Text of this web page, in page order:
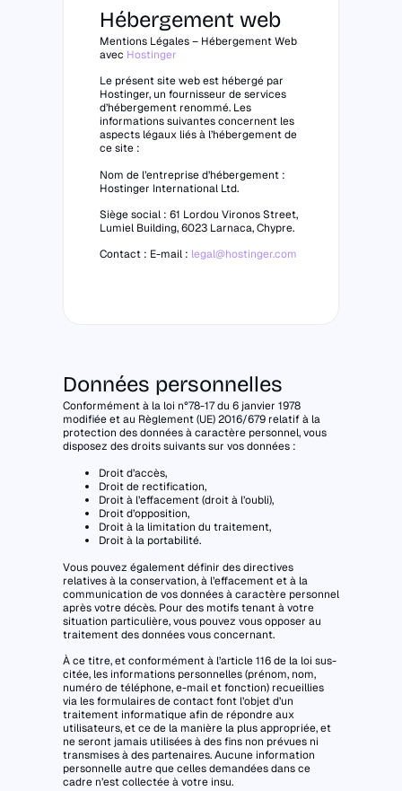
Hébergement web
Mentions Légales – Hébergement Web
avec Hostinger
Le présent site web est hébergé par
Hostinger, un fournisseur de services
d’hébergement renommé. Les
informations suivantes concernent les
aspects légaux liés à l’hébergement de
ce site :
Nom de l’entreprise d’hébergement :
Hostinger International Ltd.
Siège social : 61 Lordou Vironos Street,
Lumiel Building, 6023 Larnaca, Chypre.
Contact : E-mail : legal@hostinger.com
Données personnelles
Conformément à la loi n°78-17 du 6 janvier 1978
modifiée et au Règlement (UE) 2016/679 relatif à la
protection des données à caractère personnel, vous
disposez des droits suivants sur vos données :
Droit d’accès,
Droit de rectification,
Droit à l’effacement (droit à l’oubli),
Droit d’opposition,
Droit à la limitation du traitement,
Droit à la portabilité.
Vous pouvez également définir des directives
relatives à la conservation, à l’effacement et à la
communication de vos données à caractère personnel
après votre décès. Pour des motifs tenant à votre
situation particulière, vous pouvez vous opposer au
traitement des données vous concernant.
À ce titre, et conformément à l’article 116 de la loi sus-
citée, les informations personnelles (prénom, nom,
numéro de téléphone, e-mail et fonction) recueillies
via les formulaires de contact font l’objet d’un
traitement informatique afin de répondre aux
utilisateurs, et ce de la manière la plus appropriée, et
ne seront jamais utilisées à des fins non prévues ni
transmises à des partenaires. Aucune information
personnelle autre que celles demandées dans ce
cadre n’est collectée à votre insu.